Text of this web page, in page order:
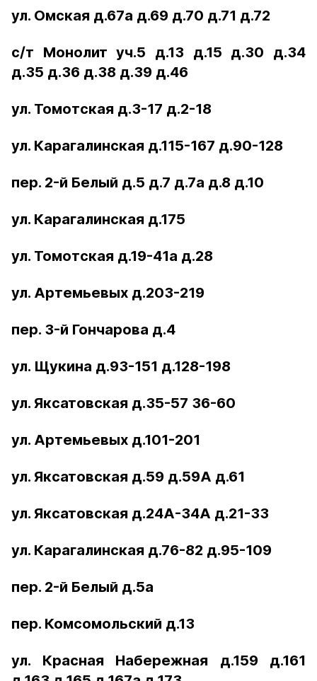
ул. Омская д.67а д.69 д.70 д.71 д.72
с/т Монолит уч.5 д.13 д.15 д.30 д.34
д.35 д.36 д.38 д.39 д.46
ул. Томотская д.3-17 д.2-18
ул. Карагалинская д.115-167 д.90-128
пер. 2-й Белый д.5 д.7 д.7а д.8 д.10
ул. Карагалинская д.175
ул. Томотская д.19-41а д.28
ул. Артемьевых д.203-219
пер. 3-й Гончарова д.4
ул. Щукина д.93-151 д.128-198
ул. Яксатовская д.35-57 36-60
ул. Артемьевых д.101-201
ул. Яксатовская д.59 д.59А д.61
ул. Яксатовская д.24А-34А д.21-33
ул. Карагалинская д.76-82 д.95-109
пер. 2-й Белый д.5а
пер. Комсомольский д.13
ул. Красная Набережная д.159 д.161